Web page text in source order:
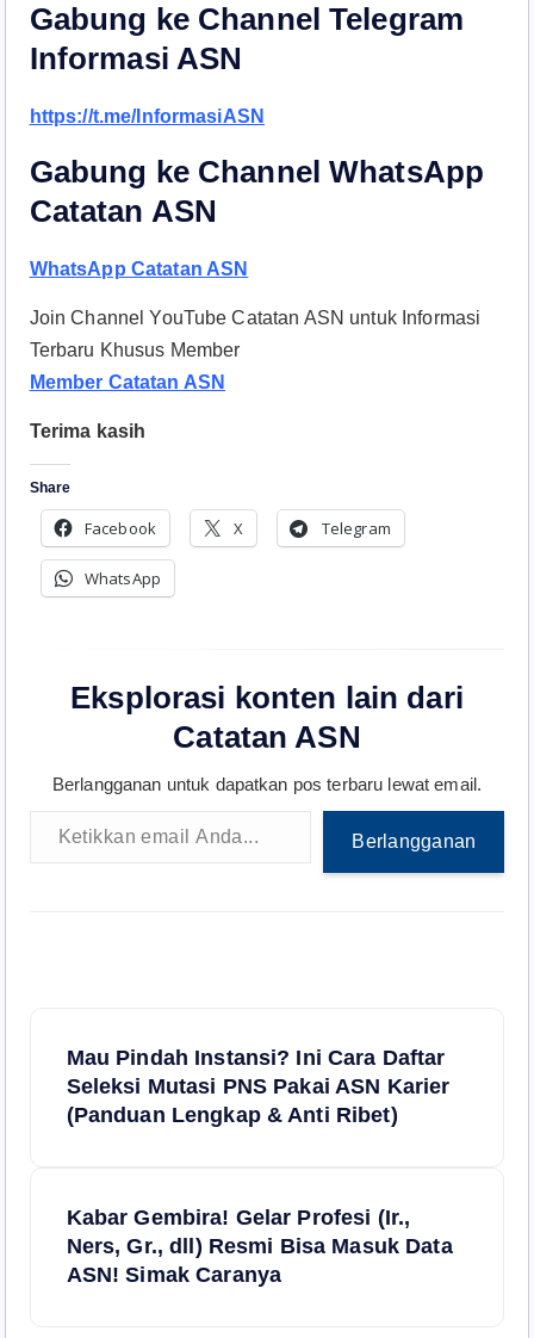
Gabung ke Channel Telegram
Informasi ASN
https://t.me/InformasiASN
Gabung ke Channel WhatsApp
Catatan ASN
WhatsApp Catatan ASN
Join Channel YouTube Catatan ASN untuk Informasi
Terbaru Khusus Member
Member Catatan ASN
Terima kasih
Share
Facebook X Telegram
WhatsApp
Eksplorasi konten lain dari
Catatan ASN
Berlangganan untuk dapatkan pos terbaru lewat email.
Ketikkan email Anda...
Berlangganan
Mau Pindah Instansi? Ini Cara Daftar
Seleksi Mutasi PNS Pakai ASN Karier
(Panduan Lengkap & Anti Ribet)
Kabar Gembira! Gelar Profesi (Ir.,
Ners, Gr., dll) Resmi Bisa Masuk Data
ASN! Simak Caranya